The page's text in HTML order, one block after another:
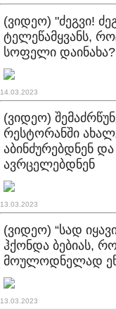
(ვიდეო) "ძეგვი!
ტელეწამყვანს,
სოფელი დაინახა?
14.03.2023
(ვიდეო)
რესტორანში
აბინძურებდნენ
ავრცელებდნენ
13.03.2023
(ვიდეო) “სად
ჰქონდა ბებიას,
მოულოდნელად
13.03.2023